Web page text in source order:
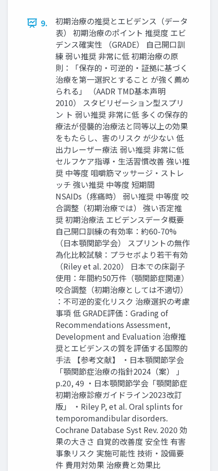
9.
初期治療の推奨とエビデンス（データ
表） 初期治療のポイント 推奨度 エビ
デンス確実性 （GRADE） ⾃⼰開⼝訓
練 弱い推奨 ⾮常に低 初期治療の原
則：「保存的‧可逆的‧証拠に基づく
治療を第⼀選択とすること が強く薦め
られる」 （AADR TMD基本声明
2010） スタビリゼーション型スプリ
ン ト 弱い推奨 ⾮常に低 多くの保存的
療法が侵襲的治療法と同等以上の効果
をもたらし、害のリスク が少ない 低
出⼒レーザー療法 弱い推奨 ⾮常に低
セルフケア指導‧⽣活習慣改善 強い推
奨 中等度 咀嚼筋マッサージ‧ストレ
ッチ 強い推奨 中等度 短期間
NSAIDs（疼痛時） 弱い推奨 中等度 咬
合調整（初期治療では） 強い否定推
奨 初期治療法 エビデンスデータ概要
⾃⼰開⼝訓練の有効率：約60-70%
（⽇本顎関節学会） スプリントの無作
為化⽐較試験：プラセボより若⼲有効
（Riley et al. 2020） ⽇本での床副⼦
使⽤：年間約50万件（顎関節症関連）
咬合調整（初期治療としては不適切）
：不可逆的変化リスク 治療選択の考慮
事項 低 GRADE評価：Grading of
Recommendations Assessment,
Development and Evaluation 治療推
奨とエビデンスの質を評価する国際的
⼿法 【参考⽂献】 ‧⽇本顎関節学会
「顎関節症治療の指針2024（案） 」
p.20, 49 ‧⽇本顎関節学会「顎関節症
初期治療診療ガイドライン2023改訂
版」 ‧Riley P, et al. Oral splints for
temporomandibular disorders.
Cochrane Database Syst Rev. 2020 効
果の⼤きさ ⾃覚的改善度 安全性 有害
事象リスク 実施可能性 技術‧設備要
件 費⽤対効果 治療費と効果⽐